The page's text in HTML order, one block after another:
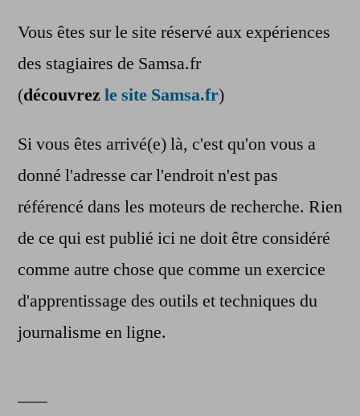
Vous êtes sur le site réservé aux expériences
des stagiaires de Samsa.fr
(découvrezle site Samsa.fr)
Si vous êtes arrivé(e) là, c'est qu'on vous a
donné l'adresse car l'endroit n'est pas
référencé dans les moteurs de recherche. Rien
de ce qui est publié ici ne doit être considéré
comme autre chose que comme un exercice
d'apprentissage des outils et techniques du
journalisme en ligne.